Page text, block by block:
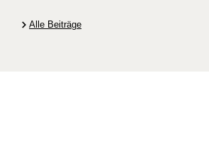
Alle Beiträge